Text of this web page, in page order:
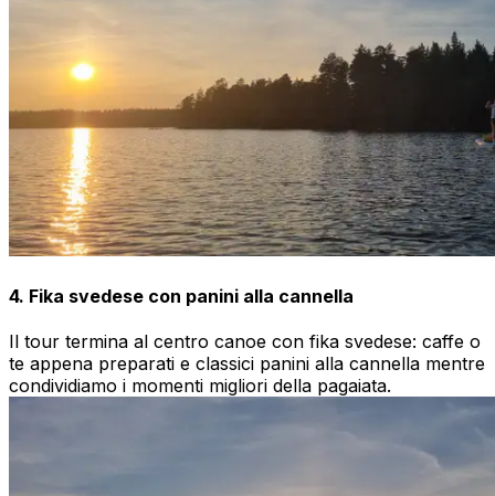
4. Fika svedese con panini alla cannella
Il tour termina al centro canoe con fika svedese: caffe o
te appena preparati e classici panini alla cannella mentre
condividiamo i momenti migliori della pagaiata.